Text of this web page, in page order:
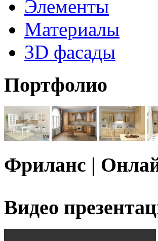
Элементы
Материалы
3D фасады
Портфолио
Фриланс |
Видео